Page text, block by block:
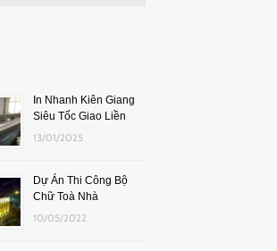
In Nhanh Kiên Giang
Siêu Tốc Giao Liền
13/01/2025
Dự Án Thi Công Bộ
Chữ Toà Nhà
10/05/2022